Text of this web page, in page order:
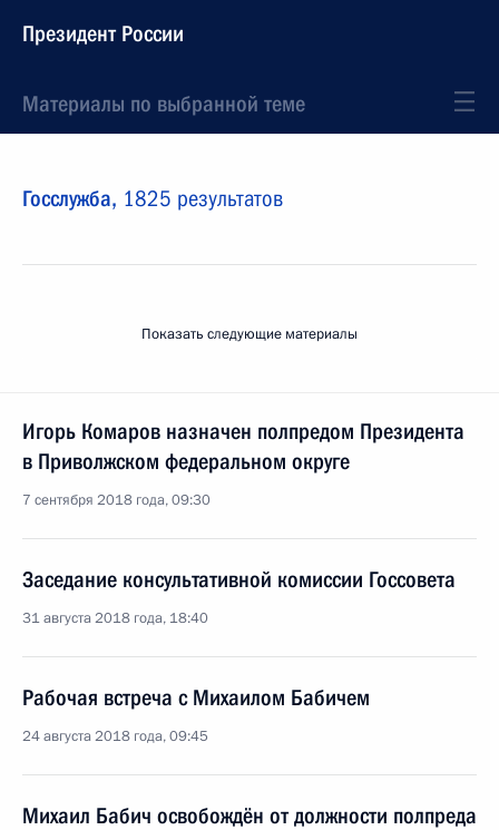
Президент России
Материалы по выбранной теме
Госслужба, 1825 результатов
Показать следующие материалы
Игорь Комаров назначен полпредом Президента
в Приволжском федеральном округе
7 сентября 2018 года, 09:30
Заседание консультативной комиссии Госсовета
31 августа 2018 года, 18:40
Рабочая встреча с Михаилом Бабичем
24 августа 2018 года, 09:45
Михаил Бабич освобождён от должности полпреда